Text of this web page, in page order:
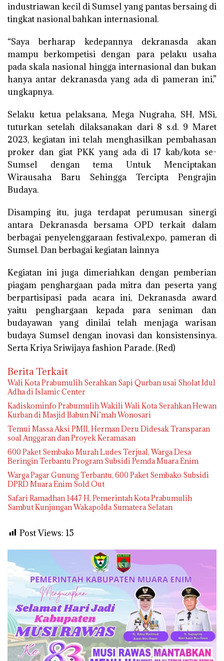
industriawan kecil di Sumsel yang pantas bersaing di
tingkat nasional bahkan internasional.
“Saya berharap kedepannya dekranasda akan
mampu berkompetisi dengan para pelaku usaha
pada skala nasional hingga internasional dan bukan
hanya antar dekranasda yang ada di pameran ini,”
ungkapnya.
Selaku ketua pelaksana, Mega Nugraha, SH, MSi,
tuturkan setelah dilaksanakan dari 8 s.d. 9 Maret
2023, kegiatan ini telah menghasilkan pembahasan
proker dan giat PKK yang ada di 17 kab/kota se-
Sumsel dengan tema Untuk Menciptakan
Wirausaha Baru Sehingga Tercipta Pengrajin
Budaya.
Disamping itu, juga terdapat perumusan sinergi
antara Dekranasda bersama OPD terkait dalam
berbagai penyelenggaraan festival,expo, pameran di
Sumsel. Dan berbagai kegiatan lainnya
Kegiatan ini juga dimeriahkan dengan pemberian
piagam penghargaan pada mitra dan peserta yang
berpartisipasi pada acara ini, Dekranasda award
yaitu penghargaan kepada para seniman dan
budayawan yang dinilai telah menjaga warisan
budaya Sumsel dengan inovasi dan konsistensinya.
Serta Kriya Sriwijaya fashion Parade. (Red)
Berita Terkait
Wali Kota Prabumulih Serahkan Sapi Qurban usai Sholat Idul
Adha di Islamic Center
Kadiskominfo Prabumulih Wakili Wali Kota Serahkan Hewan
Kurban di Masjid Babun Ni’mah Wonosari
Temui Massa Aksi PMII, Herman Deru Didesak Transparan
soal Anggaran dan Proyek Keramasan
600 Paket Sembako Murah Ludes Terjual, Warga Desa
Beringin Terbantu Program Subsidi Pemda Muara Enim
Warga Pagar Gunung Terbantu, 600 Paket Sembako Subsidi
DPRD Muara Enim Sold Out
Safari Ramadhan 1447 H, Pemerintah Kota Prabumulih
Sambut Kunjungan Wakapolda Sumatera Selatan
Post Views: 15